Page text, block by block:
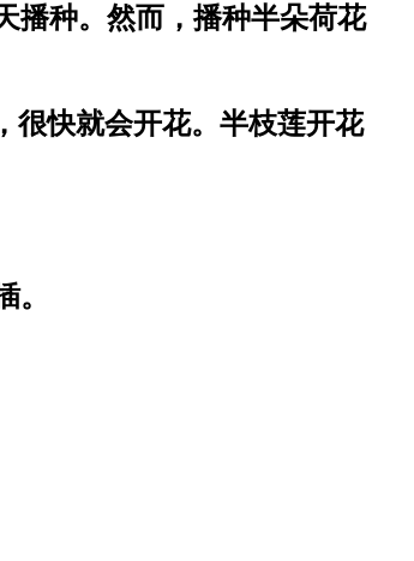
播种。然而，播种半朵荷花
很快就会开花。半枝莲开花